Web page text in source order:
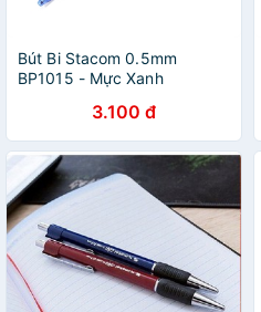
Bút Bi Stacom 0.5mm
BP1015 - Mực Xanh
3.100 đ